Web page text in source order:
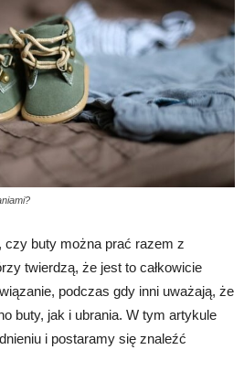
buty można prać razem z
twierdzą, że jest to całkowicie
podczas gdy inni uważają, że
buty, jak i ubrania. W tym artykule
i postaramy się znaleźć